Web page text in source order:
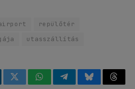
repülőtér
utasszállítás
TwitterWhatsAppTelegramBluesky